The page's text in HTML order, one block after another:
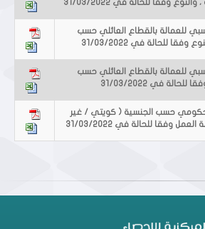
وفقا للحالة في 31/03/2022
للعمالة بالقطاع العائلي حسب
للعمالة بالقطاع العائلي حسب
في 31/03/2022
الحكومي حسب الجنسية ( كويتي / غير
وفقا للحالة في 31/03/2022